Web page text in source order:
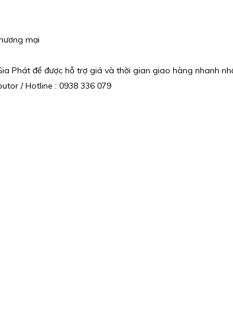
mại
Phát để được hỗ trợ giá và thời gian giao hàng nhanh
/ Hotline : 0938 336 079